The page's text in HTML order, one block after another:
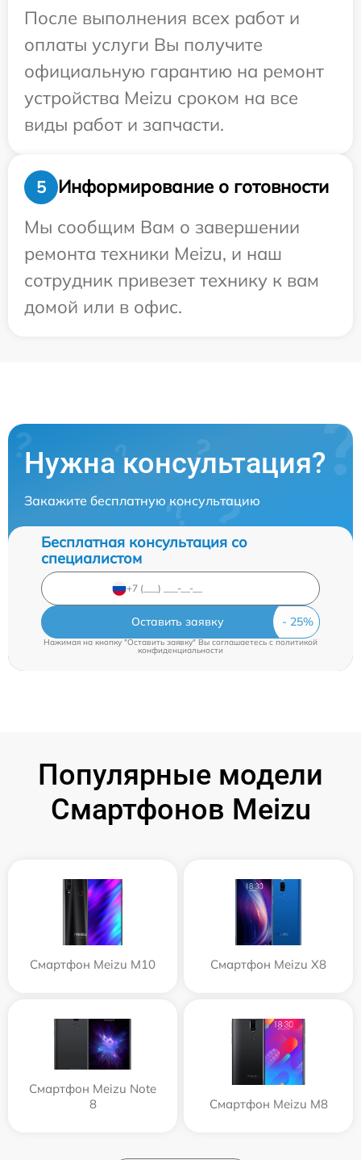
После выполнения всех работ и
оплаты услуги Вы получите
официальную гарантию на ремонт
устройства Meizu сроком на все
виды работ и запчасти.
5
Информирование о готовности
Мы сообщим Вам о завершении
ремонта техники Meizu, и наш
сотрудник привезет технику к вам
домой или в офис.
Нужна консультация?
Закажите бесплатную консультацию
Бесплатная консультация со
специалистом
Оставить заявку
Нажимая на кнопку "Оставить заявку" Вы соглашаетесь cполитикой
конфиденциальности
Популярные модели
Смартфонов Meizu
Смартфон Meizu M10 Смартфон Meizu X8
Смартфон Meizu Note
8
Смартфон Meizu M8